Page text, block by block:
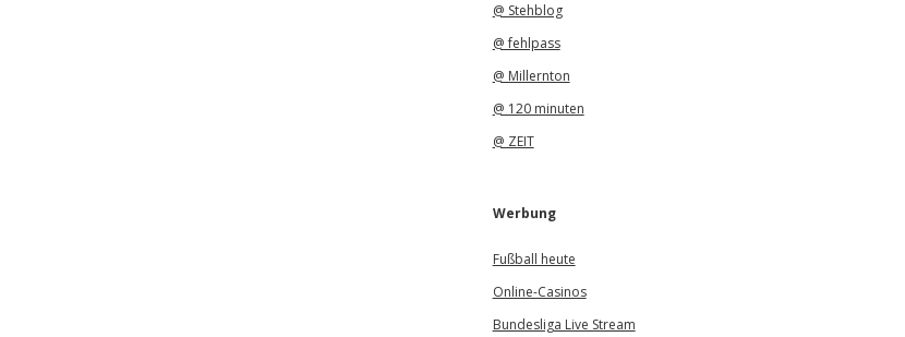
@ Stehblog
@ fehlpass
@ Millernton
@ 120 minuten
@ ZEIT
Werbung
Fußball heute
Online-Casinos
Bundesliga Live Stream